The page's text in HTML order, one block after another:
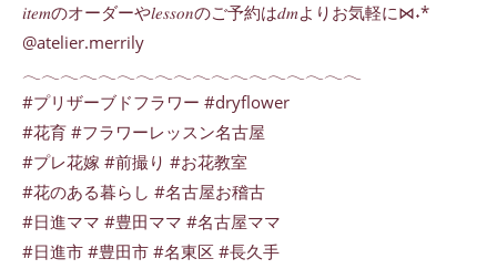
𝑖𝑡𝑒𝑚のオーダーや𝑙𝑒𝑠𝑠𝑜𝑛のご予約は𝑑𝑚よりお気軽に⋈˖*
@atelier.merrily
𓂃𓂃𓂃𓂃𓂃𓂃𓂃𓂃𓂃𓂃𓂃𓂃𓂃𓂃𓂃𓂃𓂃𓂃
#プリザーブドフラワー #dryflower
#花育 #フラワーレッスン名古屋
#プレ花嫁 #前撮り #お花教室
#花のある暮らし #名古屋お稽古
#日進ママ #豊田ママ #名古屋ママ
#日進市 #豊田市 #名東区 #長久手